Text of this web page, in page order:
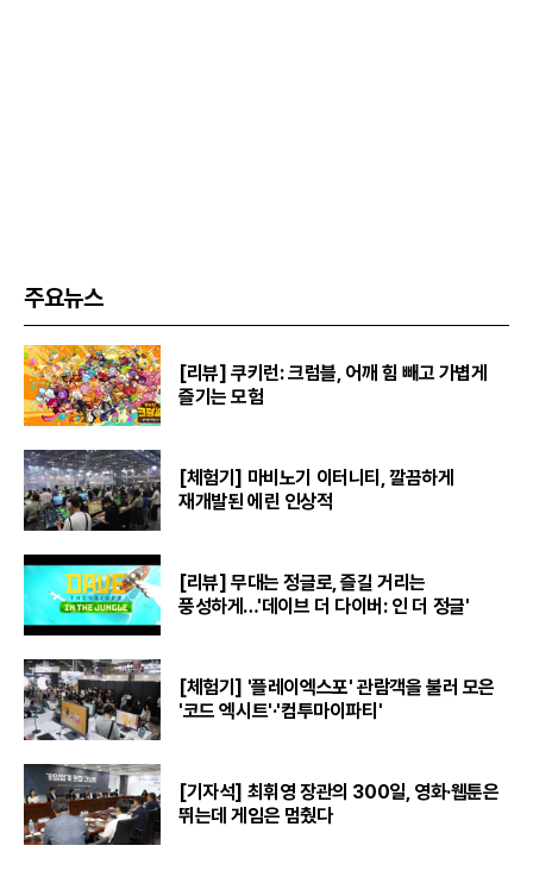
주요뉴스
[리뷰] 쿠키런: 크럼블, 어깨 힘 빼고 가볍게
즐기는 모험
[체험기] 마비노기 이터니티, 깔끔하게
재개발된 에린 인상적
[리뷰] 무대는 정글로, 즐길 거리는
풍성하게…'데이브 더 다이버: 인 더 정글'
[체험기] '플레이엑스포' 관람객을 불러 모은
'코드 엑시트'·'컴투마이파티'
[기자석] 최휘영 장관의 300일, 영화·웹툰은
뛰는데 게임은 멈췄다